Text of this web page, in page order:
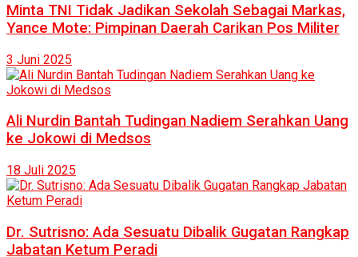
Minta TNI Tidak Jadikan Sekolah Sebagai Markas,
Yance Mote: Pimpinan Daerah Carikan Pos Militer
3 Juni 2025
Ali Nurdin Bantah Tudingan Nadiem Serahkan Uang
ke Jokowi di Medsos
18 Juli 2025
Dr. Sutrisno: Ada Sesuatu Dibalik Gugatan Rangkap
Jabatan Ketum Peradi